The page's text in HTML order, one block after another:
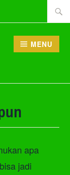
Cari
MENU
apa
jadi